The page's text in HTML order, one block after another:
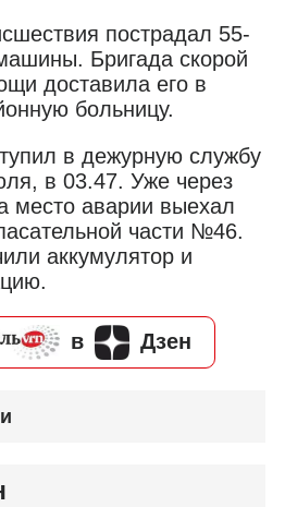
пострадал 55-
Бригада скорой
доставила его в
больницу.
в дежурную службу
в 03.47. Уже через
место аварии выехал
части №46.
аккумулятор и
в Дзен